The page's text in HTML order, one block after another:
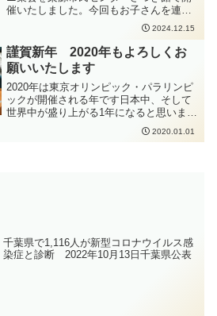
催いたしました。今回もお子さんを連れ
てご参加いただいた方がいらっしゃいま
した。かとう裕太と語る会はお子さんの
ご参加も大歓迎です。前回に引き続き、
かとう裕太からお話をした後、ご質問や
ご意見をいただく、というスタイルで行
いました。また、朝は香取小江戸マラソ
ン大会に伺いました。いい天気の中、た
くさんの方々がそれぞれのペースでマラ
出場者のみなさん、応援されていたみな
2024.12.15
謹賀新年 2020年もよろしくお
願いいたします
2020年は東京オリンピック・パラリンピ
ックが開催される年です日本中、そして
世界中が盛り上がる1年になると思います
かとう裕太も香取市を盛り立てるために
尽力して参りたいと思います2020年もよ
2020.01.01
千葉県で1,116人が新型コロナウイルス感
染症と診断 2022年10月13日千葉県公表